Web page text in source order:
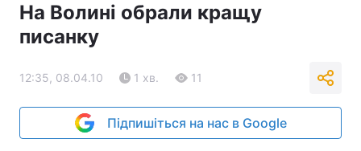
На Волині обрали кращу
писанку
12:35, 08.04.10 1 хв. 11
Підпишіться на нас в Google